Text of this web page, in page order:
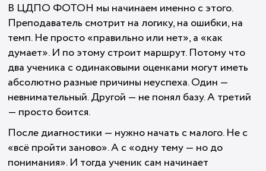
В ЦДПО ФОТОН мы начинаем именно с этого.
Преподаватель смотрит на логику, на ошибки, на
темп. Не просто «правильно или нет», а «как
думает». И по этому строит маршрут. Потому что
два ученика с одинаковыми оценками могут иметь
абсолютно разные причины неуспеха. Один —
невнимательный. Другой — не понял базу. А третий
— просто боится.
После диагностики — нужно начать с малого. Не с
«всё пройти заново». А с «одну тему — но до
понимания». И тогда ученик сам начинает